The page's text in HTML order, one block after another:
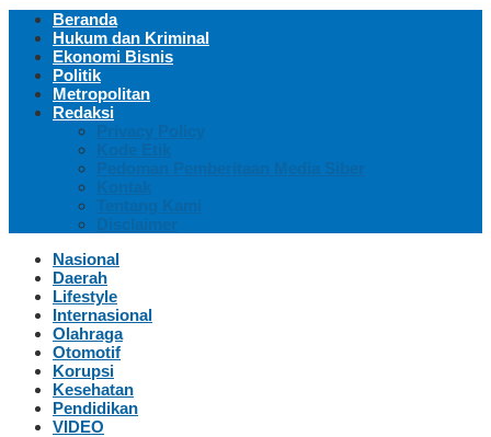
Beranda
Hukum dan Kriminal
Ekonomi Bisnis
Politik
Metropolitan
Redaksi
Privacy Policy
Kode Etik
Pedoman Pemberitaan Media Siber
Kontak
Tentang Kami
Disclaimer
Nasional
Daerah
Lifestyle
Internasional
Olahraga
Otomotif
Korupsi
Kesehatan
Pendidikan
VIDEO